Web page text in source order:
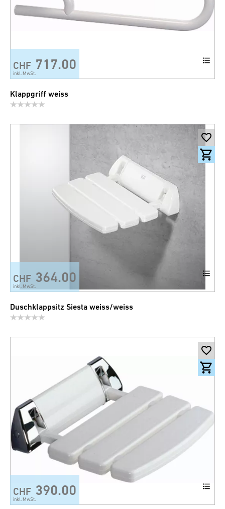
CHF 717.00
inkl. MwSt.
Klappgriff weiss
CHF 364.00
inkl. MwSt.
Duschklappsitz Siesta weiss/weiss
CHF 390.00
inkl. MwSt.